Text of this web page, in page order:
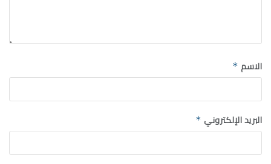
الاسم *
البريد الإلكتروني *